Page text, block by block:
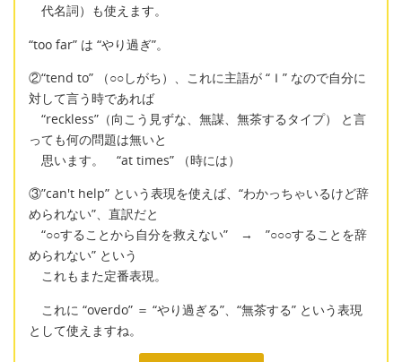
代名詞）も使えます。
“too far” は “やり過ぎ”。
②“tend to” （○○しがち）、これに主語が “Ｉ” なので自分に
対して言う時であれば
“reckless”（向こう見ずな、無謀、無茶するタイプ） と言
っても何の問題は無いと
思います。 “at times” （時には）
③”can't help” という表現を使えば、“わかっちゃいるけど辞
められない”、直訳だと
“○○することから自分を救えない” → ”○○○することを辞
められない” という
これもまた定番表現。
これに “overdo” ＝ “やり過ぎる”、“無茶する” という表現
として使えますね。